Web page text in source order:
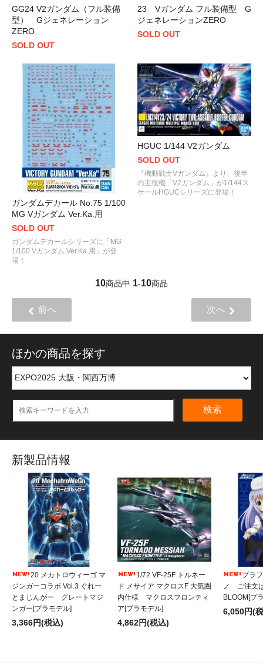
GG24 V2ガンダム（フル装備
型） Gジェネレーション
ZERO
SOLD OUT
23 Vガンダム フル装備型 G
ジェネレーションZERO
SOLD OUT
ガンダムデカール No.75 1/100
MG Vガンダム Ver.Ka.用
SOLD OUT
ガンダムデカールシリーズに「MG
1/100 Vガンダム Ver.Ka.用」が登
場！
HGUC 1/144 V2ガンダム
SOLD OUT
『機動戦士Vガンダム』より、後半
の主役機「V2ガンダム」が1/144ス
ケールHGUCシリーズに登場！
10商品中 1-10商品
前へ 次へ
ほかの商品を探す
検索
新製品情報
20 メカトロウィーゴ マ
ジンガーコラボ Vol.3 ぐれー
とまじんがー グレートマジ
ンガー[プラモデル]
3,366円(税込)
1/72 VF-25F トルネー
ド メサイア マクロスF 大気圏
内仕様 マクロスフロンティ
ア[プラモデル]
4,862円(税込)
プラ
ノ ご注文
BLOOM[プ
6,050円(